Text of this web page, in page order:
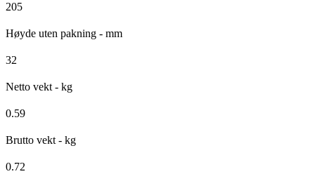
205
Høyde uten pakning - mm
32
Netto vekt - kg
0.59
Brutto vekt - kg
0.72